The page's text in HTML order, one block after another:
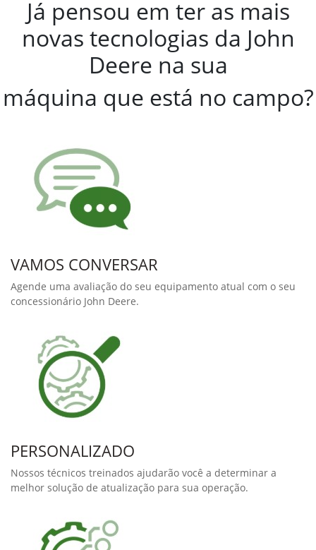
Continue com o seu
pulverizador. Atualize com as
mais novas tecnologias John
Deere.
consistente sem a necessidade de substituir seu
pulverizador, faça um Upgrade.